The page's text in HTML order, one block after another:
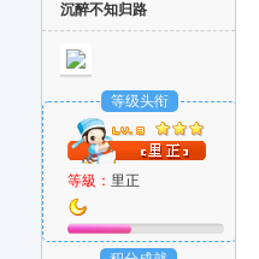
沉醉不知归路
等级头衔
等級： 里正